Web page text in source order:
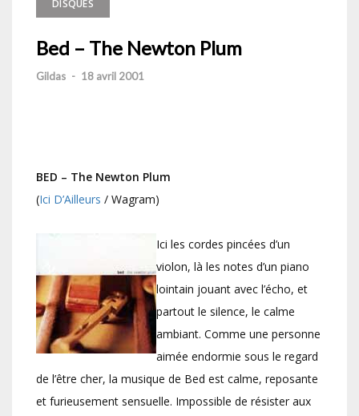
DISQUES
Bed – The Newton Plum
Gildas - 18 avril 2001
BED – The Newton Plum
(Ici D’Ailleurs / Wagram)
Ici les cordes pincées d’un
violon, là les notes d’un piano
lointain jouant avec l’écho, et
partout le silence, le calme
ambiant. Comme une personne
aimée endormie sous le regard
de l’être cher, la musique de Bed est calme, reposante
et furieusement sensuelle. Impossible de résister aux